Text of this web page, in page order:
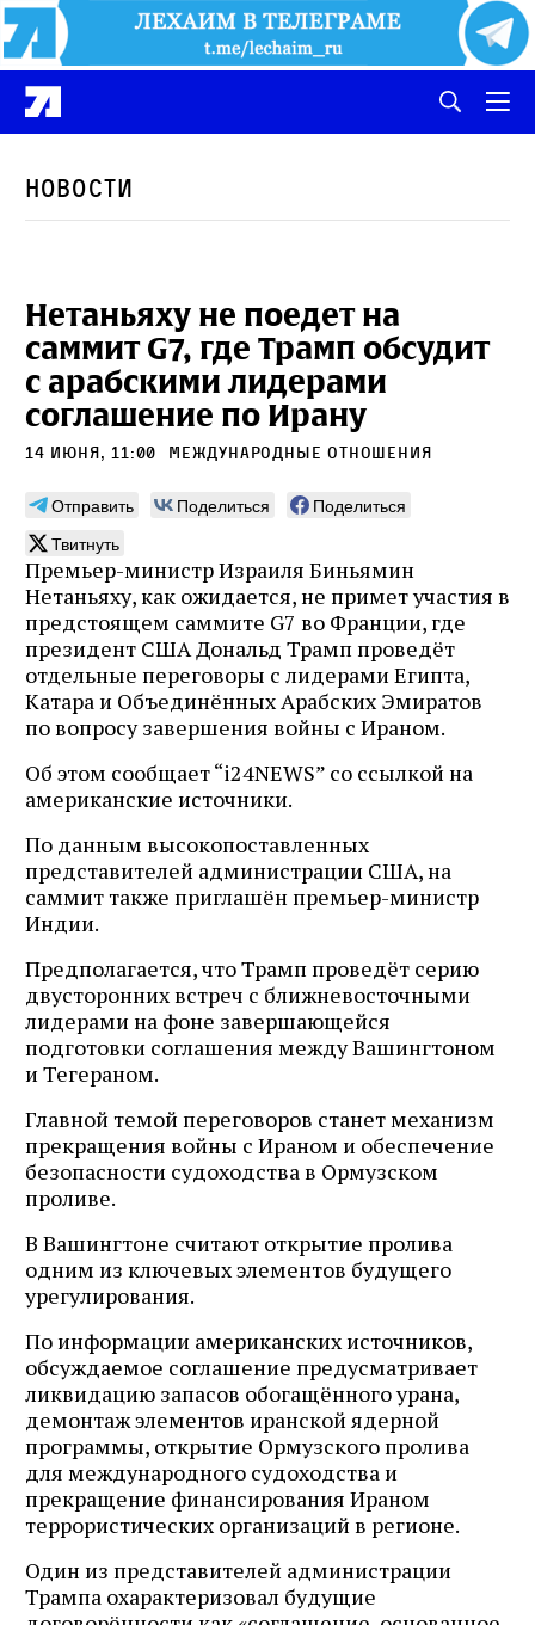
Новости
Нетаньяху не поедет на
саммит G7, где Трамп обсудит
с арабскими лидерами
соглашение по Ирану
14 июня, 11:00 международные отношения
Отправить Поделиться
Поделиться
Твитнуть
Премьер-министр Израиля Биньямин
Нетаньяху, как ожидается, не примет участия в
предстоящем саммите G7 во Франции, где
президент США Дональд Трамп проведёт
отдельные переговоры с лидерами Египта,
Катара и Объединённых Арабских Эмиратов
по вопросу завершения войны с Ираном.
Об этом сообщает “i24NEWS” со ссылкой на
американские источники.
По данным высокопоставленных
представителей администрации США, на
саммит также приглашён премьер-министр
Индии.
Предполагается, что Трамп проведёт серию
двусторонних встреч с ближневосточными
лидерами на фоне завершающейся
подготовки соглашения между Вашингтоном
и Тегераном.
Главной темой переговоров станет механизм
прекращения войны с Ираном и обеспечение
безопасности судоходства в Ормузском
проливе.
В Вашингтоне считают открытие пролива
одним из ключевых элементов будущего
урегулирования.
По информации американских источников,
обсуждаемое соглашение предусматривает
ликвидацию запасов обогащённого урана,
демонтаж элементов иранской ядерной
программы, открытие Ормузского пролива
для международного судоходства и
прекращение финансирования Ираном
террористических организаций в регионе.
Один из представителей администрации
Трампа охарактеризовал будущие